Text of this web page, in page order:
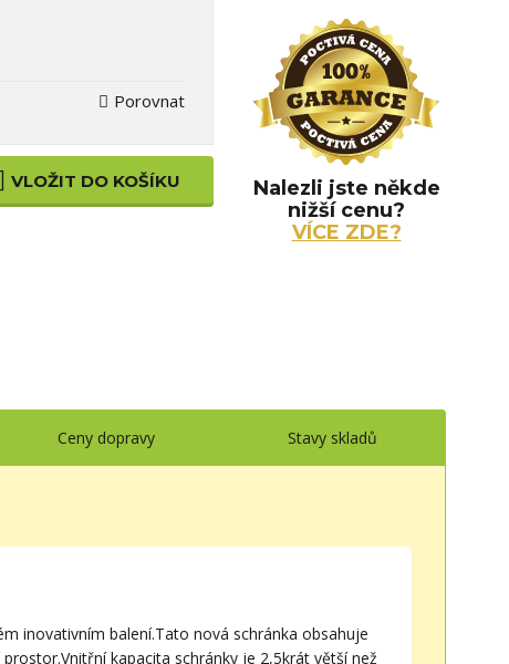
Porovnat
VLOŽIT DO KOŠÍKU
Nalezli jste někde
nižší cenu?
VÍCE ZDE?
Ceny dopravy Stavy skladů
inovativním balení.Tato nová schránka obsahuje
kapacita schránky je 2,5krát větší než